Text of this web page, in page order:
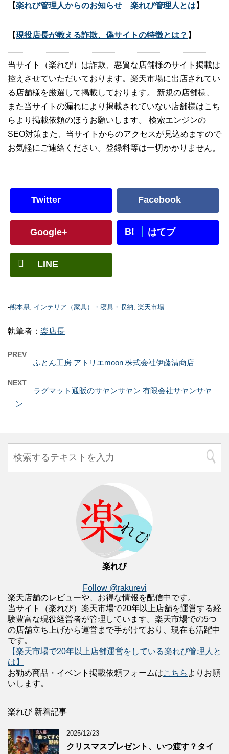
【楽れび管理人からのお知らせ 楽れび管理人とは 】
【現役店長が教える詐欺、偽サイトの特徴とは？ 】
当サイト（楽れび）は詐欺、悪質な店舗様のサイト掲載は
控えさせていただいております。楽天市場に出店されてい
る店舗様を厳選して掲載しております。 新規の店舗様、
また当サイトの漏れにより掲載されていない店舗様はこち
らより掲載依頼のほうお願いします。 検索エンジンの
SEO対策また、当サイトからのアクセスが見込めますので
お気軽にご連絡ください。登録料等は一切かかりません。
Twitter Facebook
Google+ B! はてブ
LINE
-熊本県, インテリア（家具）・寝具・収納, 楽天市場
執筆者： 楽店長
PREV
ふとん工房 アトリエmoon 株式会社伊藤清商店
NEXT
ラグマット通販のサヤンサヤン 有限会社サヤンサヤ
ン
楽れび
Follow @rakurevi
楽天店舗のレビューや、お得な情報を配信中です。
当サイト（楽れび）楽天市場で20年以上店舗を運営する経
験豊富な現役経営者が管理しています。楽天市場での5つ
の店舗立ち上げから運営まで手がけており、現在も活躍中
です。
【楽天市場で20年以上店舗運営をしている楽れび管理人と
は】
お勧め商品・イベント掲載依頼フォームはこちら よりお願
いします。
楽れび 新着記事
2025/12/23
クリスマスプレゼント、いつ渡す？タイ